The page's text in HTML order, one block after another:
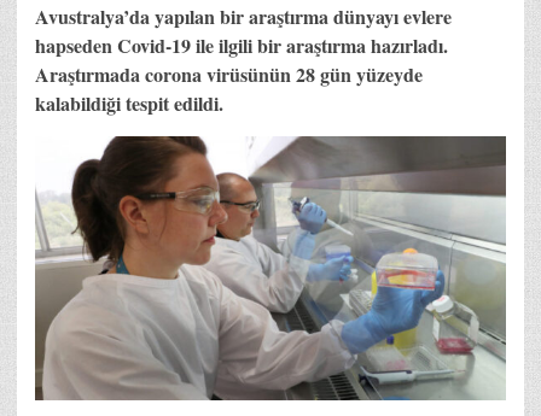
Avustralya’da yapılan bir araştırma dünyayı evlere
hapseden Covid-19 ile ilgili bir araştırma hazırladı.
Araştırmada corona virüsünün 28 gün yüzeyde
kalabildiği tespit edildi.